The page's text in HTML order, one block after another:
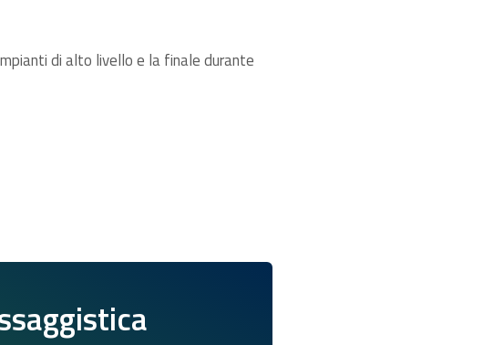
di alto livello e la finale durante